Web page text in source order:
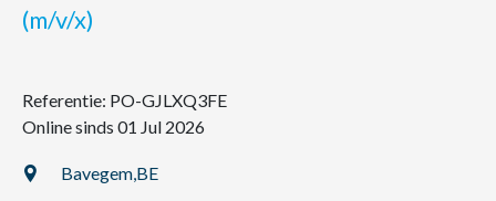
My AGO
NL FR EN
(m/v/x)
Referentie: PO-GJLXQ3FE
Online sinds 01 Jul 2026
Bavegem,BE